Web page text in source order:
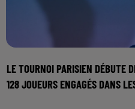
LE TOURNOI PARISIEN DÉBUTE
128 JOUEURS ENGAGÉS DANS